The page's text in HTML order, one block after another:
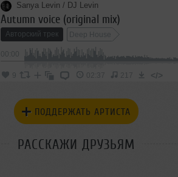
Sanya Levin / DJ Levin
Autumn voice (original mix)
Авторский трек Deep House
9 02:37 217 </>
ПОДДЕРЖАТЬ АРТИСТА
РАССКАЖИ ДРУЗЬЯМ